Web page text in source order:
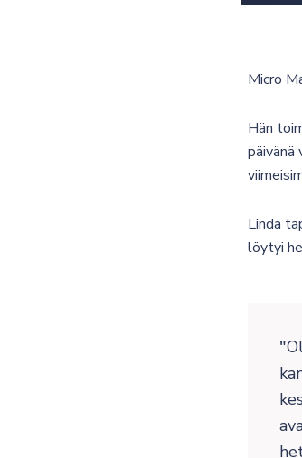
Micro
Hän
Linda
löytyi